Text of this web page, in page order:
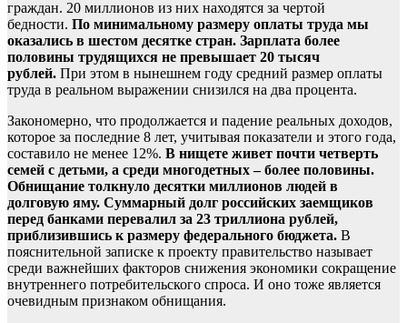
граждан. 20 миллионов из них находятся за чертой
бедности. По минимальному размеру оплаты труда мы
оказались в шестом десятке стран. Зарплата более
половины трудящихся не превышает 20 тысяч
рублей. При этом в нынешнем году средний размер оплаты
труда в реальном выражении снизился на два процента.
Закономерно, что продолжается и падение реальных доходов,
которое за последние 8 лет, учитывая показатели и этого года,
составило не менее 12%. В нищете живет почти четверть
семей с детьми, а среди многодетных – более половины.
Обнищание толкнуло десятки миллионов людей в
долговую яму. Суммарный долг российских заемщиков
перед банками перевалил за 23 триллиона рублей,
приблизившись к размеру федерального бюджета. В
пояснительной записке к проекту правительство называет
среди важнейших факторов снижения экономики сокращение
внутреннего потребительского спроса. И оно тоже является
очевидным признаком обнищания.